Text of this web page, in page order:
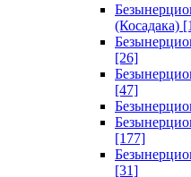
(Косадака)
[26]
[47]
[177]
[31]